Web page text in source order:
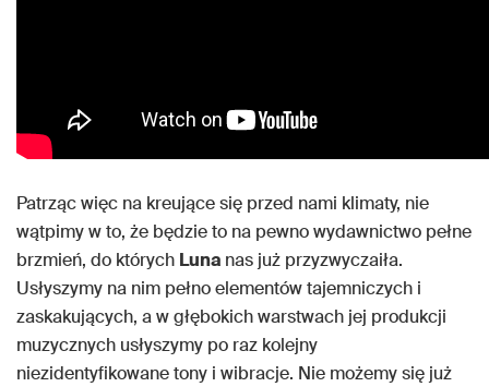
Patrząc więc na kreujące się przed nami klimaty, nie
wątpimy w to, że będzie to na pewno wydawnictwo pełne
brzmień, do których Luna nas już przyzwyczaiła.
Usłyszymy na nim pełno elementów tajemniczych i
zaskakujących, a w głębokich warstwach jej produkcji
muzycznych usłyszymy po raz kolejny
niezidentyfikowane tony i wibracje. Nie możemy się już